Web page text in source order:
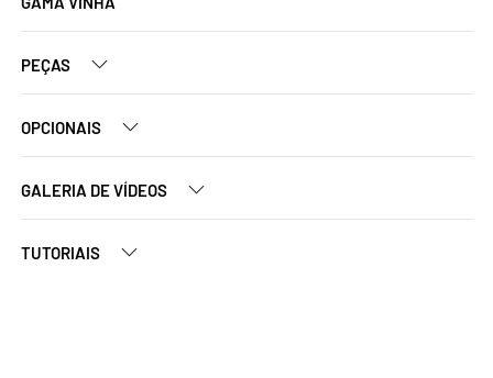
PEÇAS
OPCIONAIS
GALERIA DE VÍDEOS
TUTORIAIS